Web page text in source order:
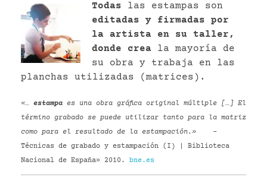
Todas las estampas son
editadas y firmadas por
la artista en su taller,
donde crea la mayoría de
su obra y trabaja en las
planchas utilizadas (matrices).
«… estampa es una obra gráfica original múltiple […] El
término grabado se puede utilizar tanto para la matriz
como para el resultado de la estampación.» –
Técnicas de grabado y estampación (I) | Biblioteca
Nacional de España» 2010. bne.es